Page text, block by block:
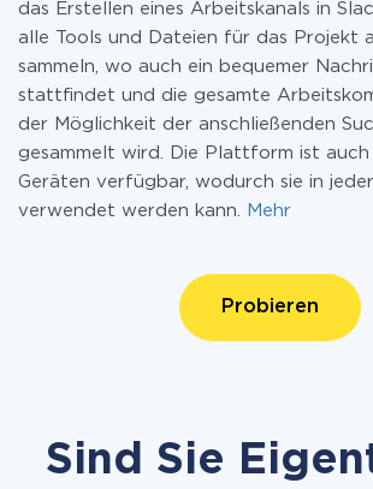
das Erstellen eines Arbeitskanals in
alle Tools und Dateien für das Projekt
sammeln, wo auch ein bequemer
stattfindet und die gesamte
der Möglichkeit der anschließenden
gesammelt wird. Die Plattform ist auch
Geräten verfügbar, wodurch sie in
verwendet werden kann.
Mehr
Probieren
Sind Sie